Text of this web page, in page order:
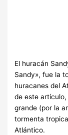
El huracán
Sandy», fue la
huracanes del
de este
grande (por la
tormenta
Atlántico.